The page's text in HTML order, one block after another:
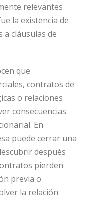
relevantes
la existencia de
cláusulas de
que
contratos de
o relaciones
consecuencias
En
puede cerrar una
después
pierden
previa o
la relación